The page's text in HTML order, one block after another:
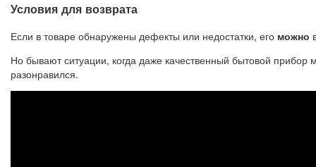
Условия для возврата
Если в товаре обнаружены дефекты или недостатки, его можно
Но бывают ситуации, когда даже качественный бытовой
разонравился.